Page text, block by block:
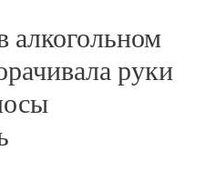
алкогольном
руки